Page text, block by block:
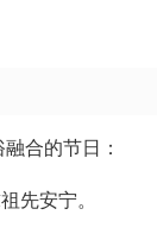
合的节日：
先安宁。